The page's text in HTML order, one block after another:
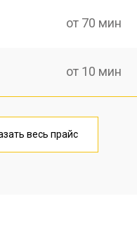
от 70 мин
от 10 мин
от 40 мин
весь прайс